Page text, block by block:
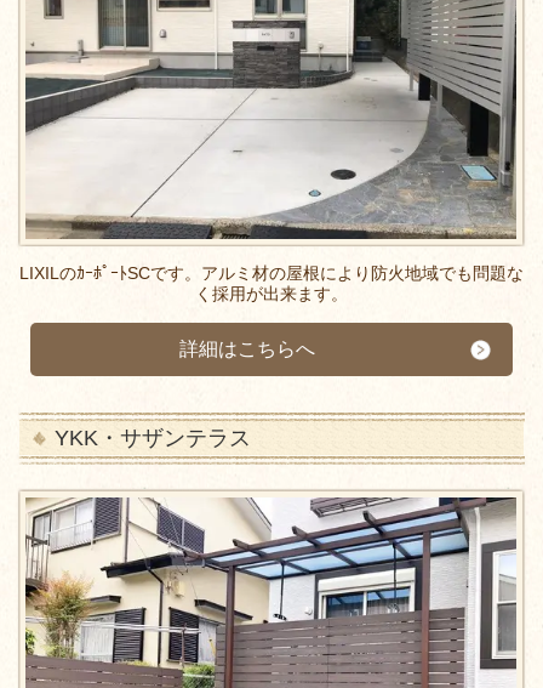
LIXILのｶｰﾎﾟｰﾄSCです。アルミ材の屋根により防火地域でも問題な
く採用が出来ます。
詳細はこちらへ
YKK・サザンテラス